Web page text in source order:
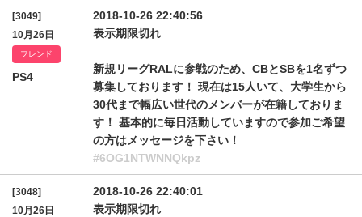
[3049]
10月26日
フレンド
PS4
2018-10-26 22:40:56
表示期限切れ
新規リーグRALに参戦のため、CBとSBを1名ずつ
募集しております！ 現在は15人いて、大学生から
30代まで幅広い世代のメンバーが在籍しておりま
す！ 基本的に毎日活動していますので参加ご希望
の方はメッセージを下さい！
#6OG1NTWNNQkpz
[3048]
10月26日
2018-10-26 22:40:01
表示期限切れ